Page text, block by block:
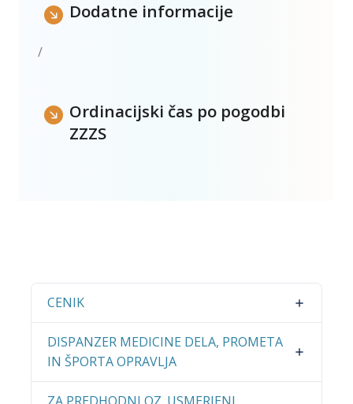
Dodatne informacije
/
Ordinacijski čas po pogodbi
ZZZS
CENIK
DISPANZER MEDICINE DELA, PROMETA
IN ŠPORTA OPRAVLJA